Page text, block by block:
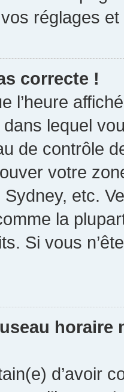
réglages
correcte !
l’heure
lequel
de contrôle
votre
Sydney, etc.
la
Si vous
horaire
d’avoir